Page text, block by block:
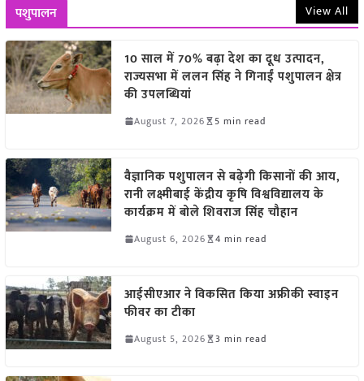
पशुपालन View All
10 साल में 70% बढ़ा देश का दूध उत्पादन,
राज्यसभा में ललन सिंह ने गिनाईं पशुपालन क्षेत्र
की उपलब्धियां
August 7, 2026 5 min read
वैज्ञानिक पशुपालन से बढ़ेगी किसानों की आय,
रानी लक्ष्मीबाई केंद्रीय कृषि विश्वविद्यालय के
कार्यक्रम में बोले शिवराज सिंह चौहान
August 6, 2026 4 min read
आईसीएआर ने विकसित किया अफ्रीकी स्वाइन
फीवर का टीका
August 5, 2026 3 min read